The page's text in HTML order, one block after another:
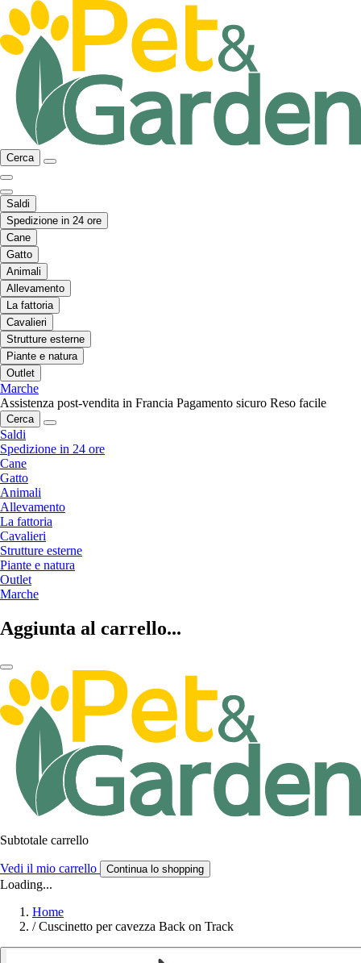
Cerca
Saldi
Spedizione in 24 ore
Cane
Gatto
Animali
Allevamento
La fattoria
Cavalieri
Strutture esterne
Piante e natura
Outlet
Marche
Assistenza post-vendita in Francia Pagamento sicuro Reso facile
Cerca
Saldi
Spedizione in 24 ore
Cane
Gatto
Animali
Allevamento
La fattoria
Cavalieri
Strutture esterne
Piante e natura
Outlet
Marche
Aggiunta al carrello...
Subtotale carrello
Vedi il mio carrello Continua lo shopping
Loading...
Home
/ Cuscinetto per cavezza Back on Track